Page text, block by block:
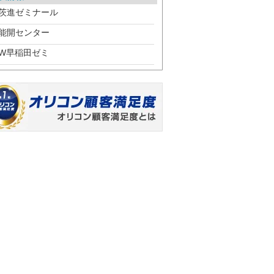
進ゼミナール
開センター
早稲田ゼミ